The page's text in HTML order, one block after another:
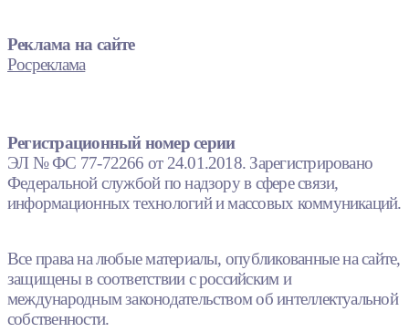
Реклама на сайте
Росреклама
Регистрационный номер серии
ЭЛ № ФС 77-72266 от 24.01.2018. Зарегистрировано
Федеральной службой по надзору в сфере связи,
информационных технологий и массовых коммуникаций.
Все права на любые материалы, опубликованные на сайте,
защищены в соответствии с российским и
международным законодательством об интеллектуальной
собственности.